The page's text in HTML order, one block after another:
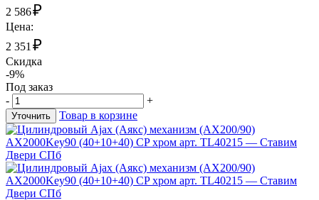
2 586₽
Цена:
2 351₽
Скидка
-9%
Под заказ
-
+
Уточнить Товар в корзине